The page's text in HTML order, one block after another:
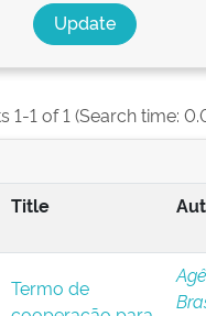
1-1 of 1 (Search time:
Title
Termo de